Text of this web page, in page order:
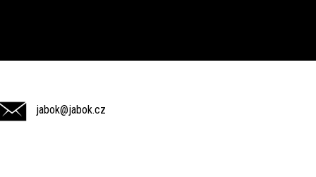
jabok@jabok.cz